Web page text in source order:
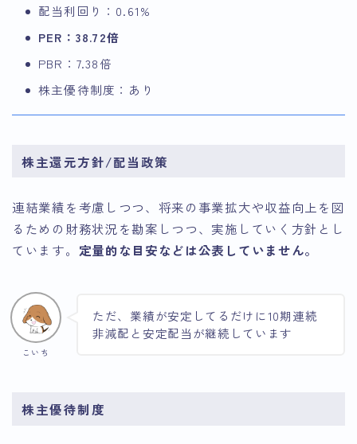
配当利回り：0.61%
PER：38.72倍
PBR：7.38倍
株主優待制度：あり
株主還元方針/配当政策
連結業績を考慮しつつ、将来の事業拡大や収益向上を図
るための財務状況を勘案しつつ、実施していく方針とし
ています。 定量的な目安などは公表していません。
こいち
ただ、業績が安定してるだけに10期連続
非減配と安定配当が継続しています
株主優待制度